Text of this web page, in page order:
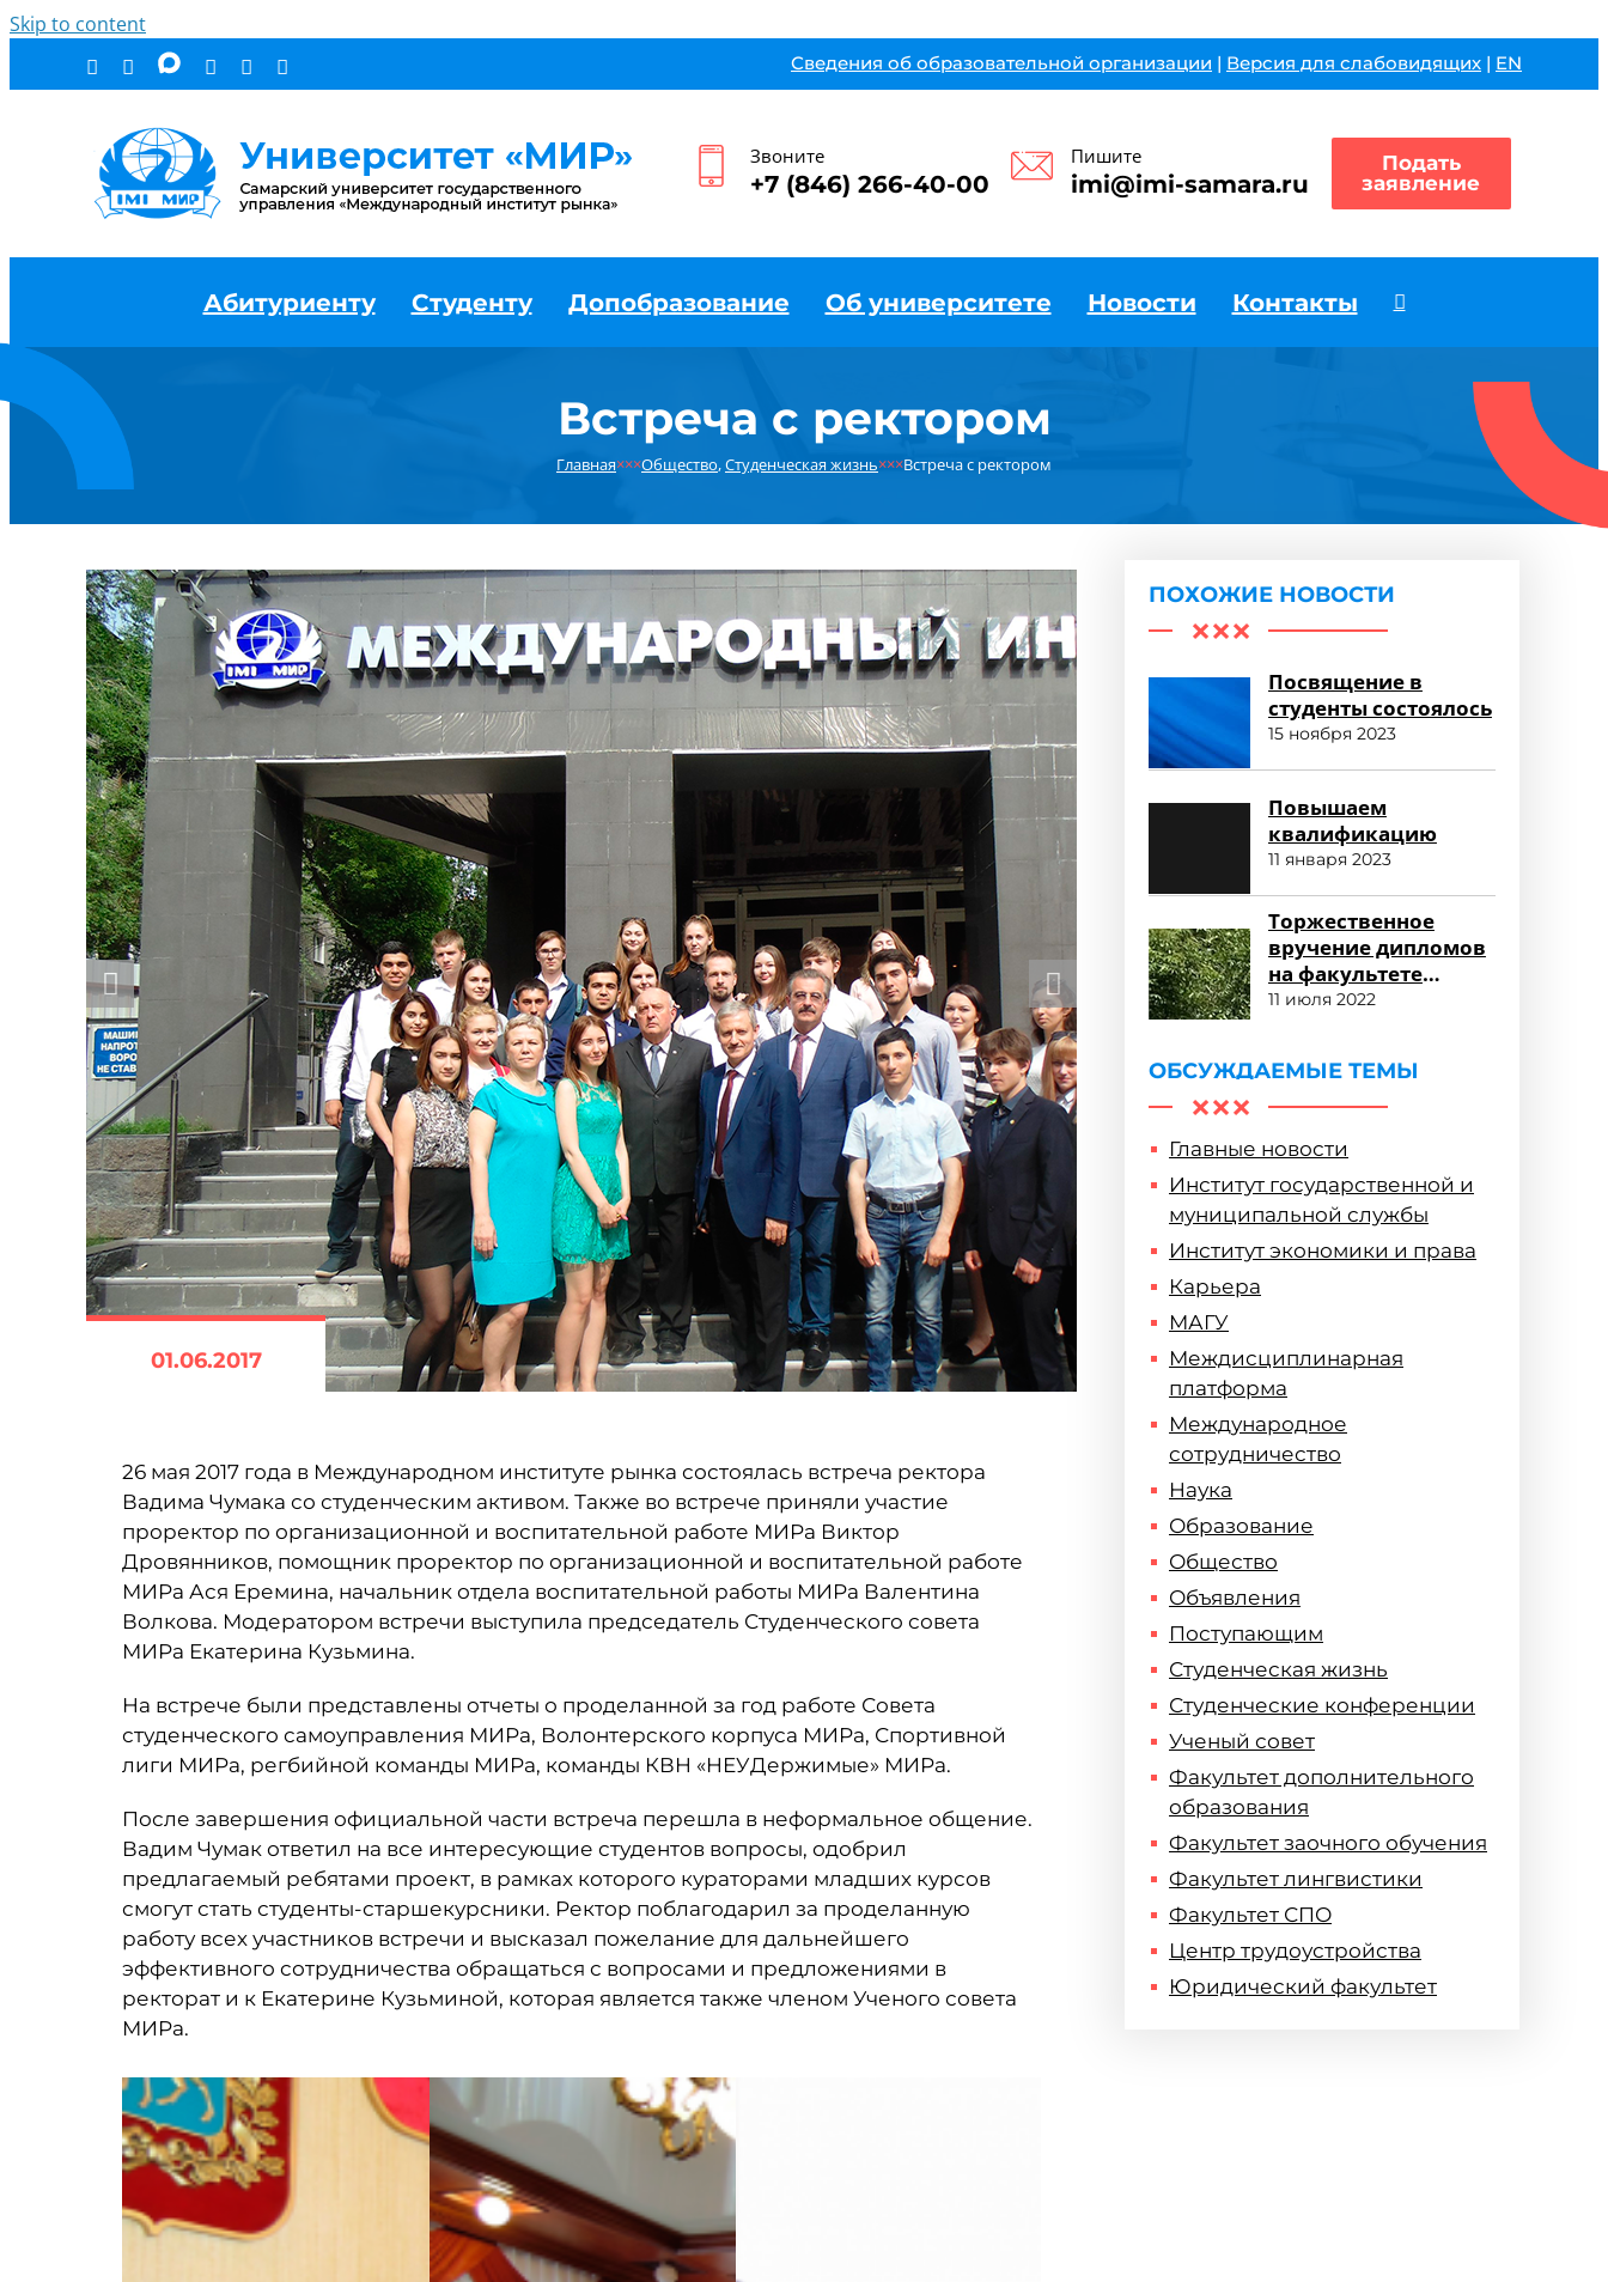
Skip to content
Сведения об образовательной организации | Версия для слабовидящих | EN
Звоните
+7 (846) 266-40-00
Пишите
imi@imi-samara.ru
Подать
заявление
Абитуриенту Студенту Допобразование Об университете Новости Контакты
Встреча с ректором
Главная×××Общество,Студенческая жизнь×××Встреча с ректором
01.06.2017
26 мая 2017 года в Международном институте рынка состоялась встреча ректора
Вадима Чумака со студенческим активом. Также во встрече приняли участие
проректор по организационной и воспитательной работе МИРа Виктор
Дровянников, помощник проректор по организационной и воспитательной работе
МИРа Ася Еремина, начальник отдела воспитательной работы МИРа Валентина
Волкова. Модератором встречи выступила председатель Студенческого совета
МИРа Екатерина Кузьмина.
На встрече были представлены отчеты о проделанной за год работе Совета
студенческого самоуправления МИРа, Волонтерского корпуса МИРа, Спортивной
лиги МИРа, регбийной команды МИРа, команды КВН «НЕУДержимые» МИРа.
После завершения официальной части встреча перешла в неформальное общение.
Вадим Чумак ответил на все интересующие студентов вопросы, одобрил
предлагаемый ребятами проект, в рамках которого кураторами младших курсов
смогут стать студенты-старшекурсники. Ректор поблагодарил за проделанную
работу всех участников встречи и высказал пожелание для дальнейшего
эффективного сотрудничества обращаться с вопросами и предложениями в
ректорат и к Екатерине Кузьминой, которая является также членом Ученого совета
МИРа.
ПОХОЖИЕ НОВОСТИ
Посвящение в
студенты состоялось
15 ноября 2023
Повышаем
квалификацию
11 января 2023
Торжественное
вручение дипломов
на факультете
среднего
11 июля 2022
ОБСУЖДАЕМЫЕ ТЕМЫ
Главные новости
Институт государственной и
муниципальной службы
Институт экономики и права
Карьера
МАГУ
Междисциплинарная
платформа
Международное
сотрудничество
Наука
Образование
Общество
Объявления
Поступающим
Студенческая жизнь
Студенческие конференции
Ученый совет
Факультет дополнительного
образования
Факультет заочного обучения
Факультет лингвистики
Факультет СПО
Центр трудоустройства
Юридический факультет